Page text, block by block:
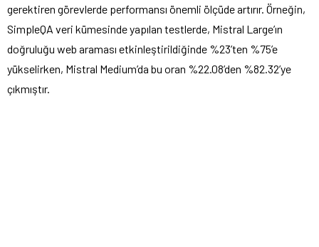
gerektiren görevlerde performansı önemli ölçüde artırır. Örneğin,
SimpleQA veri kümesinde yapılan testlerde, Mistral Large’ın
doğruluğu web araması etkinleştirildiğinde %23’ten %75’e
yükselirken, Mistral Medium’da bu oran %22.08’den %82.32’ye
çıkmıştır.